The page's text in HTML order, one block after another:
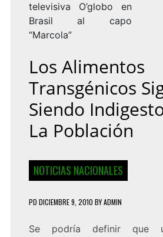
televisiva O’globo en
Brasil al capo
“Marcola”
Los Alimentos
Transgénicos
Siendo
La Población
NOTICIAS NACIONALES
PD DICIEMBRE 9, 2010 BYADMIN
Se podría definir que